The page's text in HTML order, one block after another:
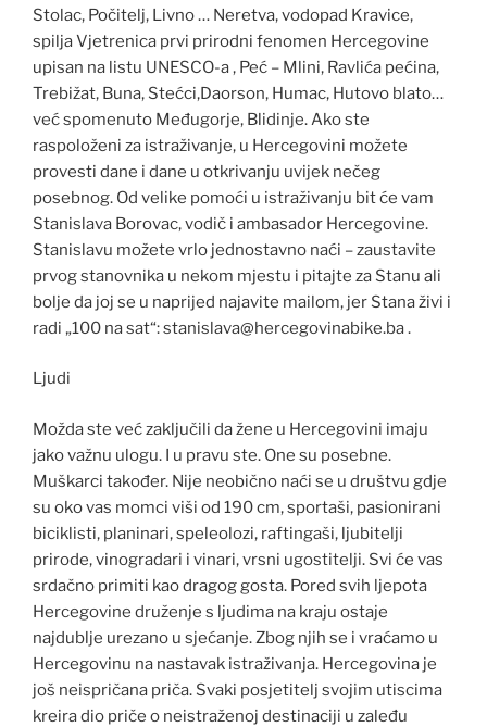
Stolac, Počitelj, Livno … Neretva, vodopad Kravice,
spilja Vjetrenica prvi prirodni fenomen Hercegovine
upisan na listu UNESCO-a , Peć – Mlini, Ravlića pećina,
Trebižat, Buna, Stećci,Daorson, Humac, Hutovo blato…
već spomenuto Međugorje, Blidinje. Ako ste
raspoloženi za istraživanje, u Hercegovini možete
provesti dane i dane u otkrivanju uvijek nečeg
posebnog. Od velike pomoći u istraživanju bit će vam
Stanislava Borovac, vodič i ambasador Hercegovine.
Stanislavu možete vrlo jednostavno naći – zaustavite
prvog stanovnika u nekom mjestu i pitajte za Stanu ali
bolje da joj se u naprijed najavite mailom, jer Stana živi i
radi „100 na sat“: stanislava@hercegovinabike.ba .
Ljudi
Možda ste već zaključili da žene u Hercegovini imaju
jako važnu ulogu. I u pravu ste. One su posebne.
Muškarci također. Nije neobično naći se u društvu gdje
su oko vas momci viši od 190 cm, sportaši, pasionirani
biciklisti, planinari, speleolozi, raftingaši, ljubitelji
prirode, vinogradari i vinari, vrsni ugostitelji. Svi će vas
srdačno primiti kao dragog gosta. Pored svih ljepota
Hercegovine druženje s ljudima na kraju ostaje
najdublje urezano u sjećanje. Zbog njih se i vraćamo u
Hercegovinu na nastavak istraživanja. Hercegovina je
još neispričana priča. Svaki posjetitelj svojim utiscima
kreira dio priče o neistraženoj destinaciji u zaleđu